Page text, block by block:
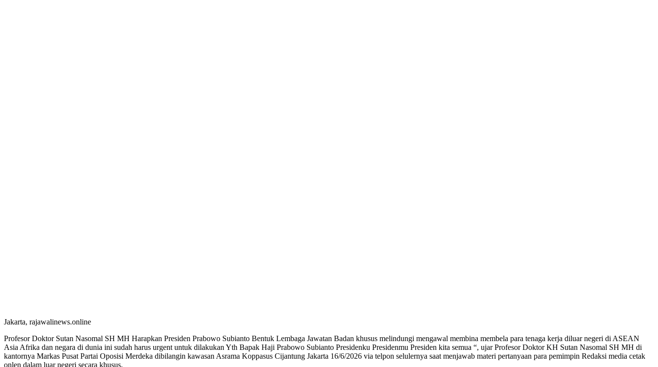
Jakarta, rajawalinews.online
Profesor Doktor Sutan Nasomal SH MH Harapkan Presiden Prabowo Subianto Bentuk Lembaga Jawatan Badan khusus melindungi mengawal membina membela para tenaga kerja diluar negeri di ASEAN
Asia Afrika dan negara di dunia ini sudah harus urgent untuk dilakukan Yth Bapak Haji Prabowo Subianto Presidenku Presidenmu Presiden kita semua “, ujar Profesor Doktor KH Sutan Nasomal SH MH di
kantornya Markas Pusat Partai Oposisi Merdeka dibilangin kawasan Asrama Koppasus Cijantung Jakarta 16/6/2026 via telpon selulernya saat menjawab materi pertanyaan para pemimpin Redaksi media cetak
onlen dalam luar negeri secara khusus.